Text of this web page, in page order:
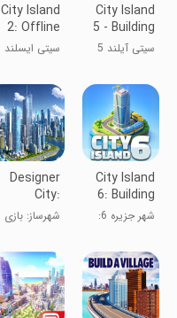
City Island
5 - Building
Sim
سیتی آیلند 5
City Island
2: Offline
Builder
سیتی ایسلند
City Island
6: Building
Town
شهر جزیره 6:
Designer
City:
building
game
شهرساز: بازی